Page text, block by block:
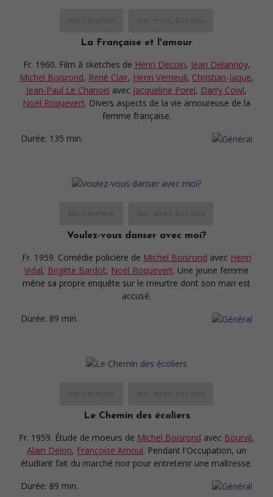
La Française et l'amour
Fr. 1960. Film à sketches de Henri Decoin, Jean Delannoy,
Michel Boisrond, René Clair, Henri Verneuil, Christian-Jaque,
Jean-Paul Le Chanois avec Jacqueline Porel, Darry Cowl,
Noël Roquevert. Divers aspects de la vie amoureuse de la
femme française.
Durée: 135 min.
Voulez-vous danser avec moi?
Fr. 1959. Comédie policière de Michel Boisrond avec Henri
Vidal, Brigitte Bardot, Noël Roquevert. Une jeune femme
mène sa propre enquête sur le meurtre dont son mari est
accusé.
Durée: 89 min.
Le Chemin des écoliers
Fr. 1959. Étude de moeurs de Michel Boisrond avec Bourvil,
Alain Delon, Françoise Arnoul. Pendant l'Occupation, un
étudiant fait du marché noir pour entretenir une maîtresse.
Durée: 89 min.